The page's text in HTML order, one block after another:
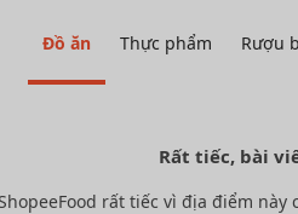
Đồ ăn Thực phẩm Rượu
Rất tiếc, bài
rất tiếc vì địa điểm